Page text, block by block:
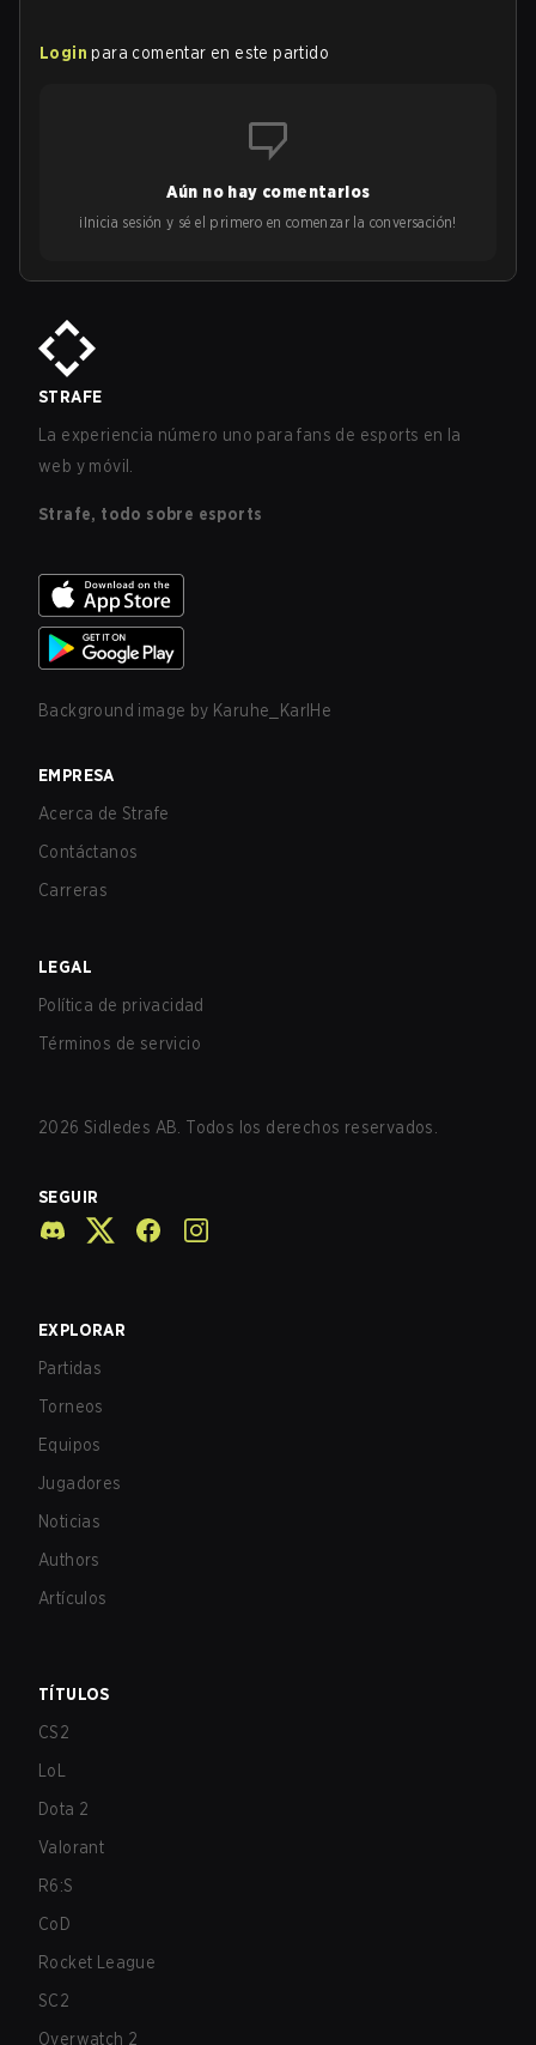
Login para comentar en este partido
Aún no hay comentarios
¡Inicia sesión y sé el primero en comenzar la conversación!
STRAFE
La experiencia número uno para fans de esports en la
web y móvil.
Strafe, todo sobre esports
Background image by Karuhe_KarlHe
EMPRESA
Acerca de Strafe
Contáctanos
Carreras
LEGAL
Política de privacidad
Términos de servicio
2026 Sidledes AB. Todos los derechos reservados.
SEGUIR
EXPLORAR
Partidas
Torneos
Equipos
Jugadores
Noticias
Authors
Artículos
TÍTULOS
CS2
LoL
Dota 2
Valorant
R6:S
CoD
Rocket League
SC2
Overwatch 2